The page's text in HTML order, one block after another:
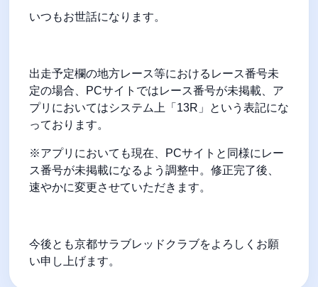
いつもお世話になります。
出走予定欄の地方レース等におけるレース番号未
定の場合、PCサイトではレース番号が未掲載、ア
プリにおいてはシステム上「13R」という表記にな
っております。
※アプリにおいても現在、PCサイトと同様にレー
ス番号が未掲載になるよう調整中。修正完了後、
速やかに変更させていただきます。
今後とも京都サラブレッドクラブをよろしくお願
い申し上げます。